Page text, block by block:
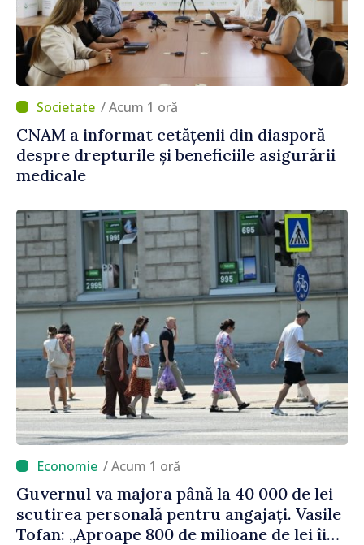
/ Acum 1 oră
CNAM a informat cetățenii din diasporă
despre drepturile și beneficiile asigurării
medicale
/ Acum 1 oră
Guvernul va majora până la 40 000 de lei
scutirea personală pentru angajați. Vasile
Tofan: „Aproape 800 de milioane de lei îi